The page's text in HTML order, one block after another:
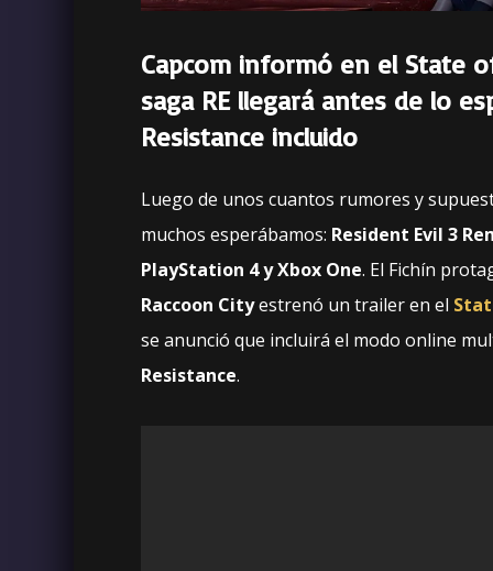
Capcom informó en el State
saga RE llegará antes de lo
Resistance incluido
Luego de unos cuantos rumores y
muchos esperábamos: Resident Evil 3
PlayStation 4 y Xbox One. El Fichín
Raccoon Cityestrenó un trailer en el
se anunció que incluirá el modo online
Resistance.